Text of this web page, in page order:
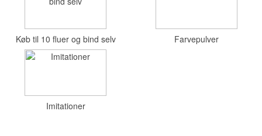
Køb til 10 fluer og bind selv Farvepulver
Imitationer